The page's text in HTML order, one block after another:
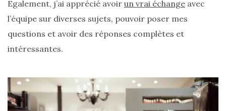
sacs
tendances
printemps
été
2026
:
et
pratique
au
quotidien
Egalement, j’ai apprécié avoir un vrai échange avec
l’équipe sur diverses sujets, pouvoir poser mes
questions et avoir des réponses complètes et
intéressantes.